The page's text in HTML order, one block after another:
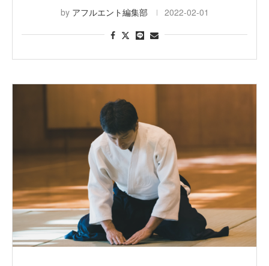
by アフルエント編集部 2022-02-01